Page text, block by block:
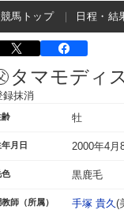
競馬トップ 日程・結
タマモディ
録抹消
齢 牡
月日 2000年4月
色 黒鹿毛
師（所属） 手塚 貴久(